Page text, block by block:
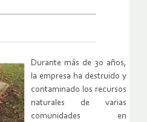
Durante más de 30 años,
la empresa ha destruido y
contaminado los recursos
naturales de varias
comunidades en